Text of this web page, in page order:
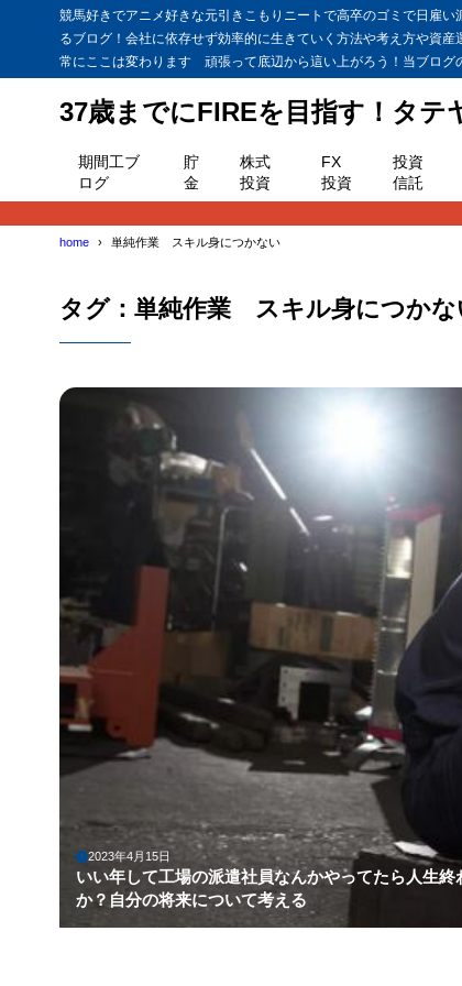
競馬好きでアニメ好きな元引きこもりニートで高卒のゴミで日雇
るブログ！会社に依存せず効率的に生きていく方法や考え方や資
常にここは変わります 頑張って底辺から這い上がろう！当ブログ
37歳までにFIREを目指す！タ
期間工ブ
ログ
貯
金
株式
投資
FX
投資
投資
信託
home 単純作業 スキル身につかない
タグ：単純作業 スキル身につかな
2023年4月15日
いい年して工場の派遣社員なんかやってたら人生
か？自分の将来について考える